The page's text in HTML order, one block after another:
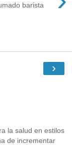
barista
›
la salud en estilos
de incrementar